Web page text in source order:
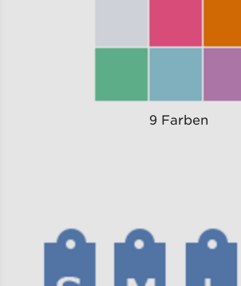
9 Farben